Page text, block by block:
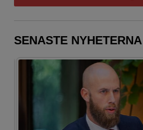
SENASTE NYHETERNA